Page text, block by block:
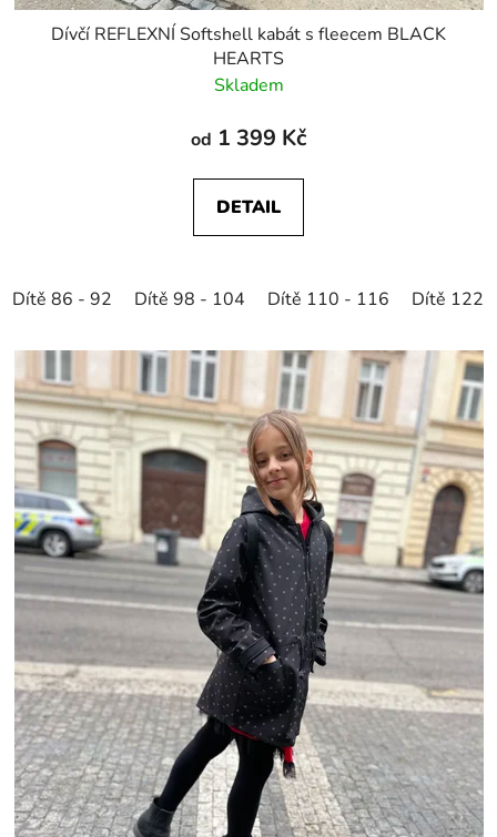
Dívčí REFLEXNÍ Softshell kabát s fleecem BLACK
HEARTS
Skladem
od 1 399 Kč
DETAIL
Dítě 86 - 92 Dítě 98 - 104 Dítě 110 - 116 Dítě 122